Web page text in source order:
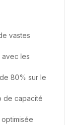
vastes
avec les
80% sur le
de capacité